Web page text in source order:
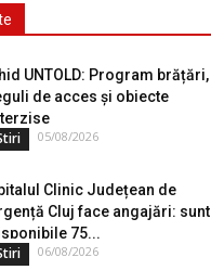
UNTOLD: Program brățări,
de acces și obiecte
05/08/2026
Clinic Județean de
Cluj face angajări: sunt
75...
06/08/2026